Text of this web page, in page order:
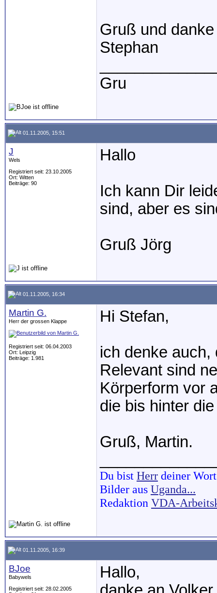
Gruß und danke
Stephan
Gru
01.11.2005, 15:51
J
Wels
Registriert seit: 23.10.2005
Ort: Witten
Beiträge: 90
Hallo
Ich kann Dir
sind, aber es
Gruß Jörg
01.11.2005, 16:34
Martin G.
Herr der grossen Klappe
Registriert seit: 06.04.2003
Ort: Leipzig
Beiträge: 1.981
Hi Stefan,
ich denke
Relevant sind
Körperform vor
die bis hinter
Gruß, Martin.
Du bist Herr deiner
Bilder aus Uganda...
Redaktion VDA-
01.11.2005, 16:39
BJoe
Babywels
Registriert seit: 28.02.2005
Hallo,